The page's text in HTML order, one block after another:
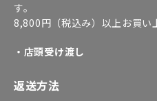
す。
8,800円（税込み）以上お買い
・店頭受け渡し
返送方法